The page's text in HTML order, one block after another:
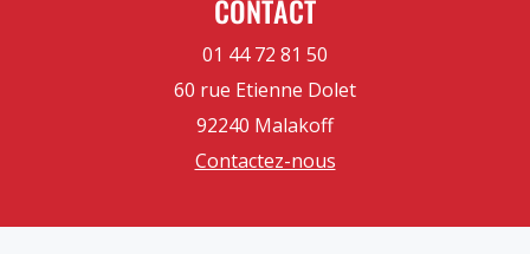
CONTACT
01 44 72 81 50
60 rue Etienne Dolet
92240 Malakoff
Contactez-nous